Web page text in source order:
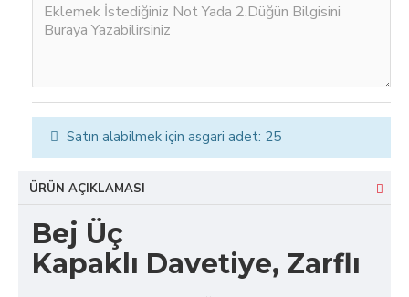
Satın alabilmek için asgari adet: 25
ÜRÜN AÇIKLAMASI
Bej Üç
Kapaklı Davetiye, Zarflı